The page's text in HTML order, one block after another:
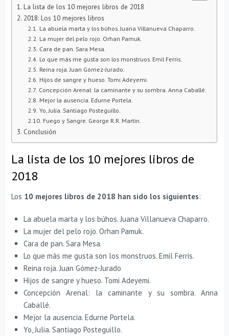
La lista de los 10 mejores libros de 2018
2018: Los 10 mejores libros
La abuela marta y los búhos. Juana Villanueva Chaparro.
La mujer del pelo rojo. Orhan Pamuk.
Cara de pan. Sara Mesa.
Lo que más me gusta son los monstruos. Emil Ferris.
Reina roja. Juan Gómez-Jurado.
Hijos de sangre y hueso. Tomi Adeyemi.
Concepción Arenal: la caminante y su sombra. Anna Caballé.
Mejor la ausencia. Edurne Portela.
Yo, Julia. Santiago Posteguillo.
Fuego y Sangre. George R.R. Martin.
Conclusión
La lista de los 10 mejores libros de
2018
Los 10 mejores libros de 2018 han sido los siguientes:
La abuela marta y los búhos. Juana Villanueva Chaparro.
La mujer del pelo rojo. Orhan Pamuk.
Cara de pan. Sara Mesa.
Lo que más me gusta son los monstruos. Emil Ferris.
Reina roja. Juan Gómez-Jurado
Hijos de sangre y hueso. Tomi Adeyemi.
Concepción Arenal: la caminante y su sombra. Anna
Caballé.
Mejor la ausencia. Edurne Portela.
Yo, Julia. Santiago Posteguillo.